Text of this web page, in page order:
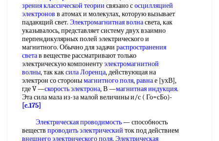
зренияклассической теории связано сосцилляцией
электронов в атомах и молекулах, которую вызывает
падающий свет. Электромагнитная волнасвета, как
указывалось, представляет систему двух взаимно
перпендикулярных полей электрического и
магнитного. Обычно для задачи распространения
светав веществе рассматривают только
электрическую компонентуэлектромагнитной
волны, так каксила Лоренца, действующая на
электрон со сторонымагнитного поля,равнае [ухВ],
где V —скорость электрона, В —магнитная индукция.
Эта сила мала из-за малой величины и/с ( Го=сБо)-
[c.175]
Электрическая проводимость— способность
веществ проводить электрический ток под действием
внешнего электрического поля. Электрическая